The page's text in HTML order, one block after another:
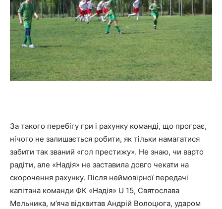
За такого перебігу гри і рахунку команді, що програє,
нічого не залишається робити, як тільки намагатися
забити так званий «гол престижу». Не знаю, чи варто
радіти, але «Надія» не заставила довго чекати на
скорочення рахунку. Після неймовірної передачі
капітана команди ФК «Надія» U 15, Святослава
Мельника, м’яча відквитав Андрій Волоцюга, ударом